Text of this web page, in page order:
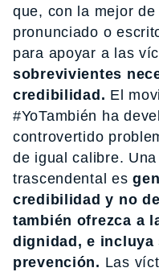
que, con la mejor
pronunciado o
para apoyar a las
sobrevivientes
credibilidad. El
#YoTambién ha
controvertido
de igual calibre.
trascendental es
credibilidad y no
también ofrezca a
dignidad, e
prevención. Las